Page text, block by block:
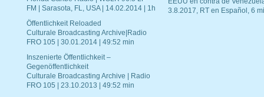
FM | Sarasota, FL, USA | 14.02.2014 | 1h
Öffentlichkeit Reloaded
Culturale Broadcasting Archive|Radio
FRO 105 | 30.01.2014 | 49:52 min
Inszenierte Öffentlichkeit –
Gegenöffentlichkeit
Culturale Broadcasting Archive | Radio
FRO 105 | 23.10.2013 | 49:52 min
3.8.2017, RT en Español, 6